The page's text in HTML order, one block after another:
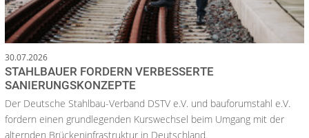
30.07.2026
STAHLBAUER FORDERN VERBESSERTE
SANIERUNGSKONZEPTE
Der Deutsche Stahlbau-Verband DSTV e.V. und bauforumstahl e.V.
fordern einen grundlegenden Kurswechsel beim Umgang mit der
alternden Brückeninfrastruktur in Deutschland.